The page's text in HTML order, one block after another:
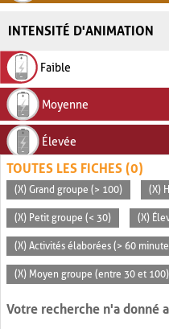
INTENSITÉ D'ANIMATION
Faible
Moyenne
Élevée
TOUTES LES FICHES (0)
(X) Grand groupe (> 100) (X)
(X) Petit groupe (< 30) (X)
(X) Activités élaborées (> 60
(X) Moyen groupe (entre 30 et 100)
Votre recherche n'a donné